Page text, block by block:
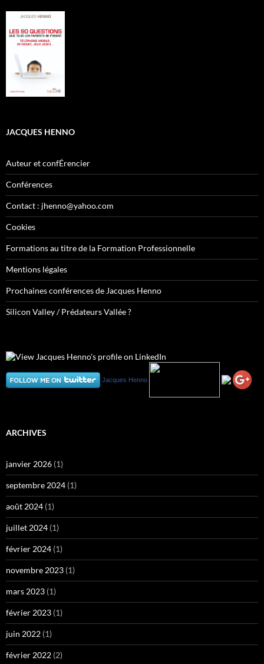
JACQUES HENNO
Auteur et confÉrencier
Conférences
Contact : jhenno@yahoo.com
Cookies
Formations au titre de la Formation Professionnelle
Mentions légales
Prochaines conférences de Jacques Henno
Silicon Valley / Prédateurs Vallée ?
Jacques Henno
ARCHIVES
janvier 2026 (1)
septembre 2024 (1)
août 2024 (1)
juillet 2024 (1)
février 2024 (1)
novembre 2023 (1)
mars 2023 (1)
février 2023 (1)
juin 2022 (1)
février 2022 (2)